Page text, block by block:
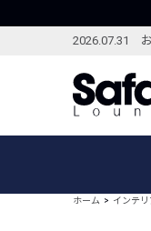
2026.07.31
ブランドから
ホーム インテ